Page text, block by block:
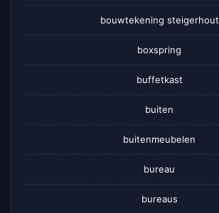
bouwtekening steigerhout
boxspring
buffetkast
buiten
buitenmeubelen
bureau
bureaus